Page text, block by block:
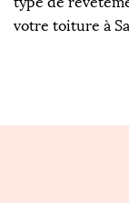
votre toiture à